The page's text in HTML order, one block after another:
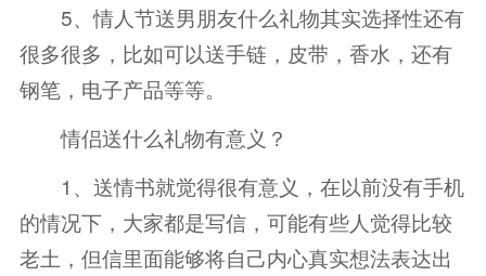
5、情人节送男朋友什么礼物其实选择性还有
很多很多，比如可以送手链，皮带，香水，还有
钢笔，电子产品等等。
情侣送什么礼物有意义？
1、送情书就觉得很有意义，在以前没有手机
的情况下，大家都是写信，可能有些人觉得比较
老土，但信里面能够将自己内心真实想法表达出